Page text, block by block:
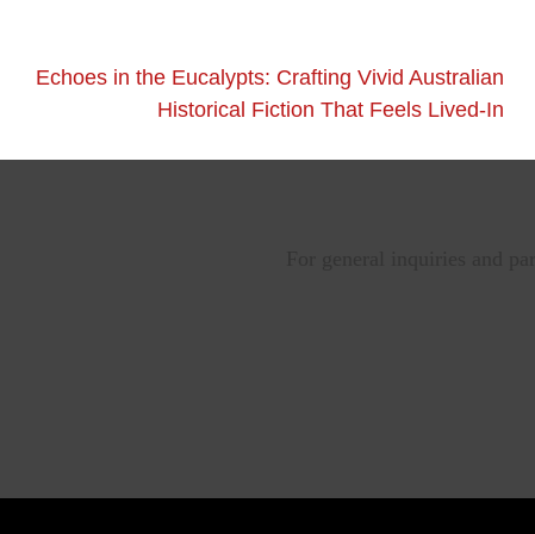
Echoes in the Eucalypts: Crafting Vivid Australian
Historical Fiction That Feels Lived-In